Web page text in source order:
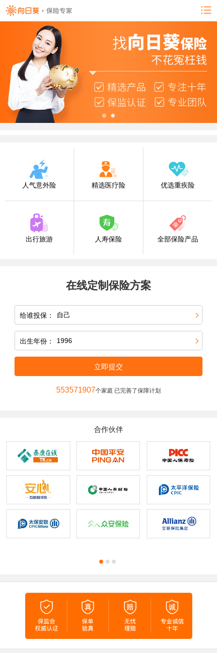
人气意外险 精选医疗险 优选重疾险
出行旅游 人寿保险 全部保险产品
在线定制保险方案
给谁投保：
出生年份：
立即提交
553571907个家庭 已完善了保障计划
合作伙伴